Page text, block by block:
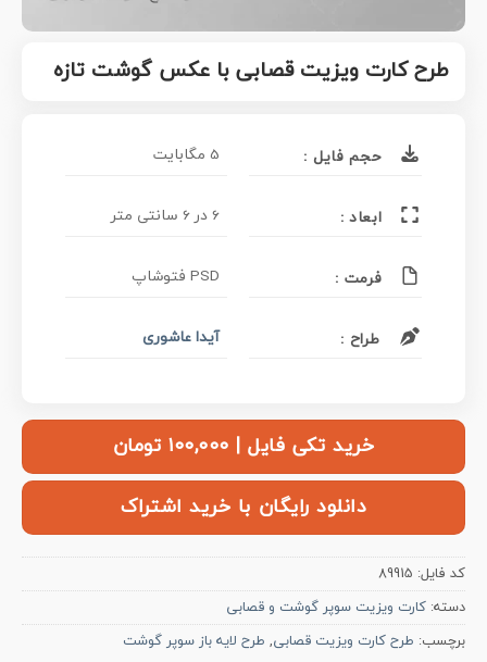
طرح کارت ویزیت قصابی با عکس گوشت تازه
حجم فایل : 5 مگابایت
ابعاد : 6 در 6 سانتی متر
فرمت : PSD فتوشاپ
طراح : آیدا عاشوری
خرید تکی فایل | ۱۰۰,۰۰۰ تومان
دانلود رایگان با خرید اشتراک
کد فایل: 89915
دسته: کارت ویزیت سوپر گوشت و قصابی
برچسب: طرح کارت ویزیت قصابی, طرح لایه باز سوپر گوشت